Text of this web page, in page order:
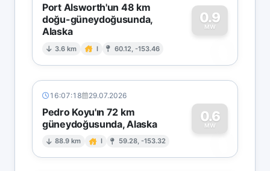
Port Alsworth'un 48 km
doğu-güneydoğusunda,
Alaska
3.6 km I 60.12, -153.46
0.9
MW
0
16:07:18 29.07.2026
Pedro Koyu'ın 72 km
güneydoğusunda, Alaska
88.9 km I 59.28, -153.32
0.6
MW
0